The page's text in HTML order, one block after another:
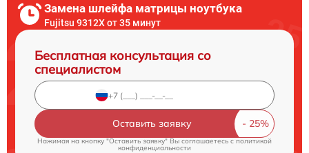
Замена шлейфа матрицы ноутбука
Fujitsu 9312X от 35 минут
Бесплатная консультация со
специалистом
Оставить заявку
Нажимая на кнопку "Оставить заявку" Вы соглашаетесь cполитикой
конфиденциальности